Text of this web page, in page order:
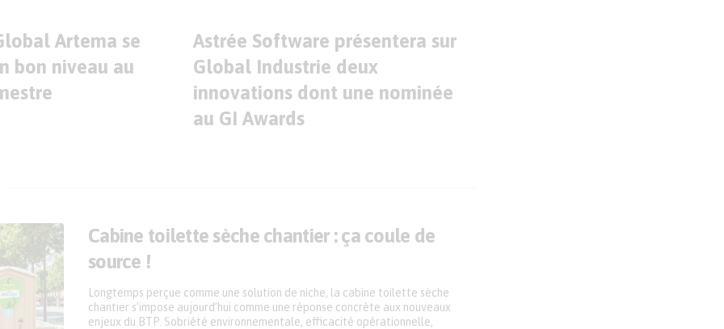
Artema se
bon niveau au
Astrée Software présentera sur
Global Industrie deux
innovations dont une nominée
au GI Awards
Cabine toilette sèche chantier : ça coule de
source !
Longtemps perçue comme une solution de niche, la cabine toilette sèche
chantier s’impose aujourd’hui comme une réponse concrète aux nouveaux
enjeux du BTP. Sobriété environnementale, efficacité opérationnelle,